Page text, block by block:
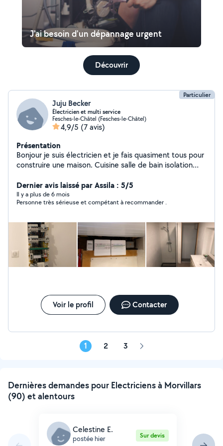
J'ai besoin d'un dépannage urgent
Découvrir
Particulier
Juju Becker
Électricien et multi service
Fesches-le-Châtel (Fesches-le-Châtel)
4,9/5 (7 avis)
Présentation
Bonjour je suis électricien et je fais quasiment tous pour
construire une maison. Cuisine salle de bain isolation
Dernier avis laissé par Assila : 5/5
Il y a plus de 6 mois
Personne très sérieuse et compétant à recommander .
Voir le profil Contacter
1 2 3 Page
Dernières demandes pour Electriciens à Morvillars
(90) et alentours
Celestine E.
postée hier Sur devis